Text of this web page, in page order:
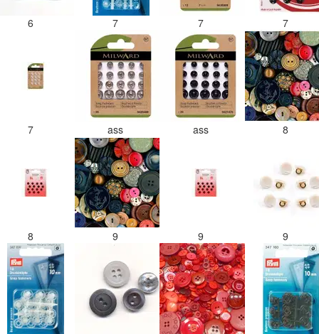
6 7 7 7
7 ass ass 8
8 9 9 9